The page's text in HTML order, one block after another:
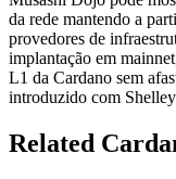
da rede mantendo a
provedores de
implantação em
L1 da Cardano sem
introduzido com
Related